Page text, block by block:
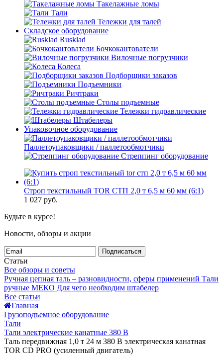
Такелажные ломы
Тали
Тележки для талей
Складское оборудование
Rusklad
Бочкокантователи
Вилочные погрузчики
Колеса
Подборщики заказов
Подъемники
Ричтраки
Столы подъемные
Тележки гидравлические
Штабелеры
Упаковочное оборудование
Паллетоупаковщики / паллетообмотчики
Стреппинг оборудование
Строп текстильный TOR СТП 2,0 т 6,5 м 60 мм (6:1)
1 027 руб.
Будьте в курсе!
Новости, обзоры и акции
Подписаться
Статьи
Все обзоры и советы
Ручная цепная таль – разновидности, сферы применений Тали
ручные МЕКО Для чего необходим штабелер
Все статьи
Главная
Грузоподъемное оборудование
Тали
Тали электрические канатные 380 В
Таль передвижная 1,0 т 24 м 380 В электрическая канатная
TOR CD PRO (усиленный двигатель)